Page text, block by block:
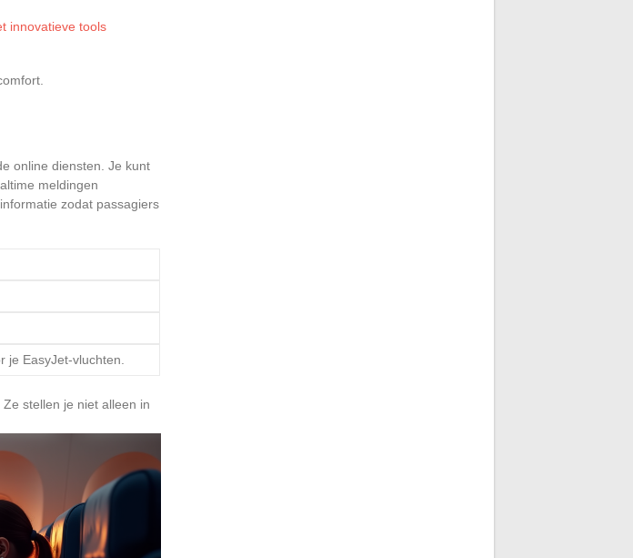
innovatieve tools
online diensten. Je kunt
meldingen
zodat passagiers
je EasyJet-vluchten.
stellen je niet alleen in